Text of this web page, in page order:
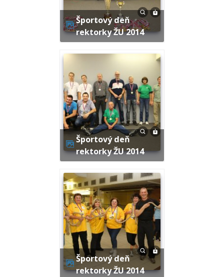
Športový deň
rektorky ŽU 2014
Športový deň
rektorky ŽU 2014
Športový deň
rektorky ŽU 2014